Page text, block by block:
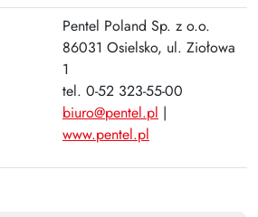
Pentel Poland Sp. z o.o.
86031 Osielsko, ul. Ziołowa
1
tel. 0-52 323-55-00
biuro@pentel.pl |
www.pentel.pl